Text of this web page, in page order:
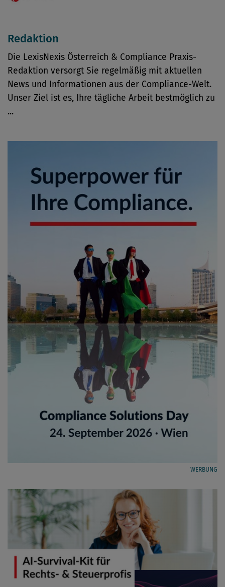
Redaktion
Die LexisNexis Österreich & Compliance Praxis-
Redaktion versorgt Sie regelmäßig mit aktuellen
News und Informationen aus der Compliance-Welt.
Unser Ziel ist es, Ihre tägliche Arbeit bestmöglich zu
...
WERBUNG